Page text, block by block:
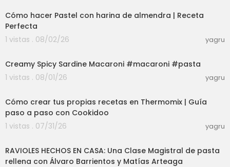
utu.be/bNFGTSsB7Qk⭐️RED VELVET: https://youtu.
s://m.facebook.com/JulianaAlvarezReposteri
a/?locale2=es_LA▶️SÍGUEME EN INSTAGRAM: http
sy1jewhj▶️SÍGUEME EN TIKTOK: https://www.tiktok.
com/@julianapostres?_t=8b0RjU9CvGH&_r=1
com/user/julicook100🎵🎶MUSIC: https://www.b
ensound.com/
Cómo hacer Pastel con harina de almendra | Receta
Perfecta
1 vistas . 08/02/26
yagru
Creamy Spicy Sardine Macaroni #macaroni #pasta
1 vistas . 08/01/26
yagru
Cómo crear tus propias recetas en Thermomix | Guía
paso a paso con Cookidoo
1 vistas . 07/31/26
yagru
RAVIOLES HECHOS EN CASA: Una Clase Magistral de pasta
rellena con Álvaro Barrientos y Matías Arteaga